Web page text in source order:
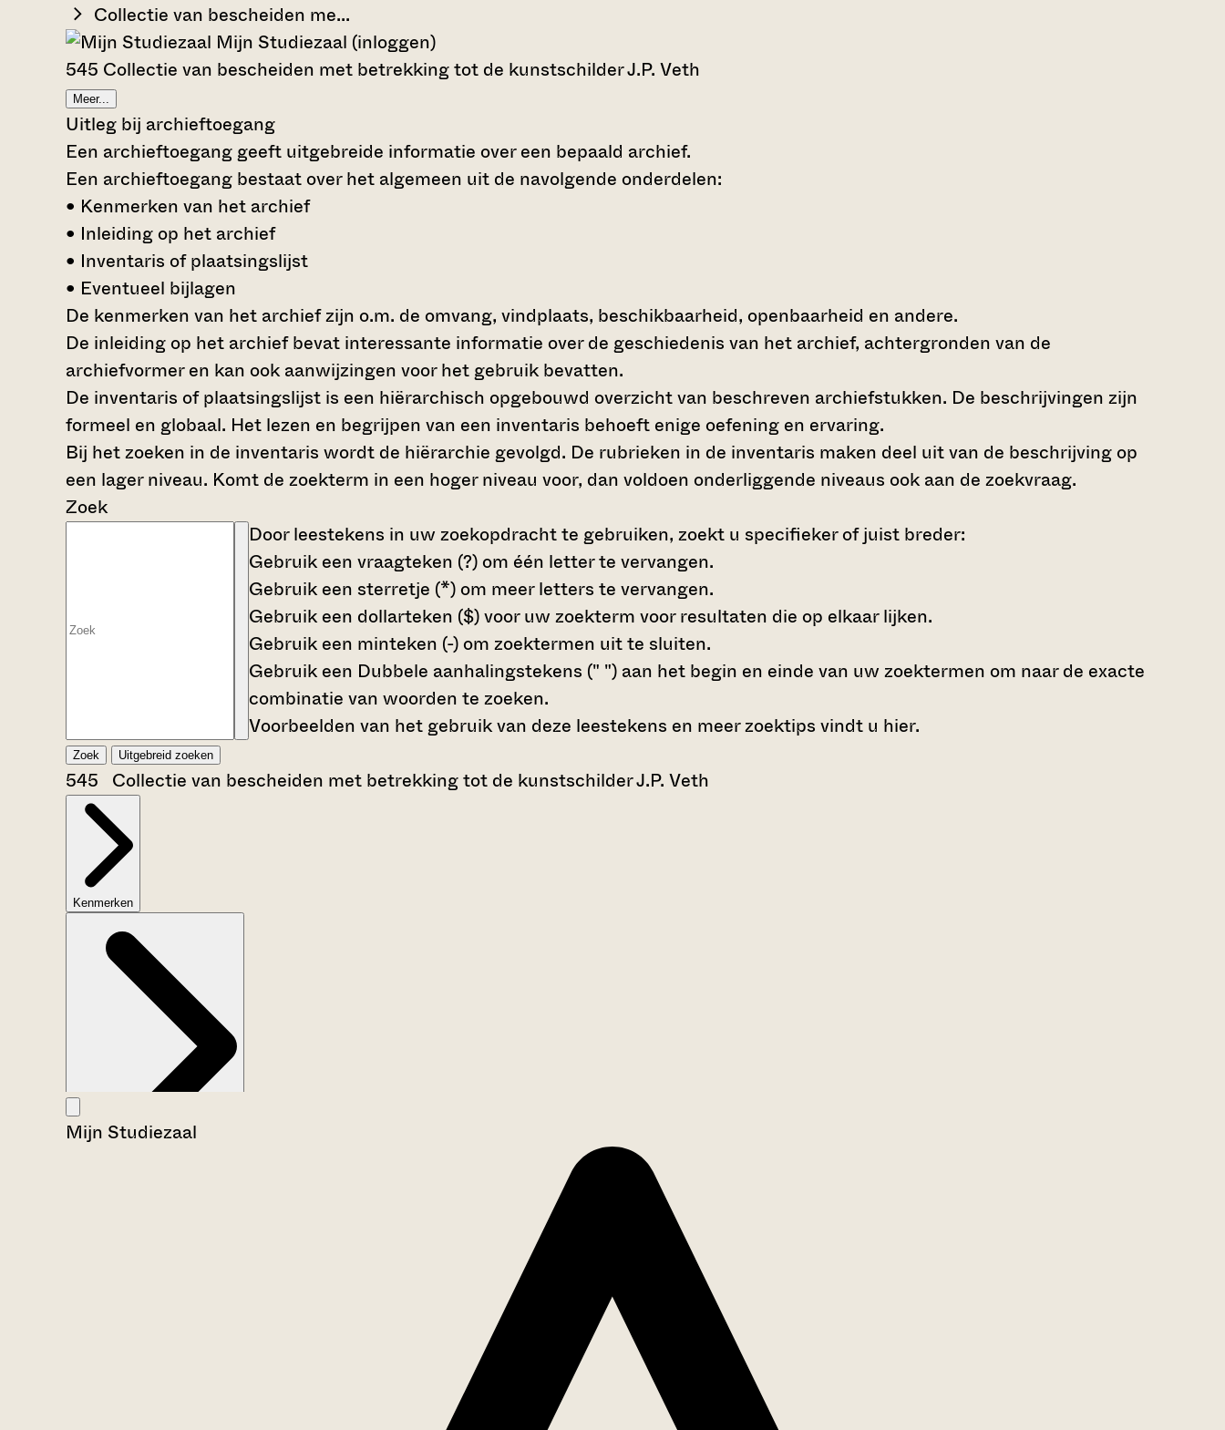
Collectie van bescheiden me...
Mijn Studiezaal (inloggen)
545 Collectie van bescheiden met betrekking tot de kunstschilder J.P. Veth
Meer...
Uitleg bij archieftoegang
Een archieftoegang geeft uitgebreide informatie over een bepaald archief.
Een archieftoegang bestaat over het algemeen uit de navolgende onderdelen:
• Kenmerken van het archief
• Inleiding op het archief
• Inventaris of plaatsingslijst
• Eventueel bijlagen
De kenmerken van het archief zijn o.m. de omvang, vindplaats, beschikbaarheid, openbaarheid en andere.
De inleiding op het archief bevat interessante informatie over de geschiedenis van het archief, achtergronden van de
archiefvormer en kan ook aanwijzingen voor het gebruik bevatten.
De inventaris of plaatsingslijst is een hiërarchisch opgebouwd overzicht van beschreven archiefstukken. De beschrijvingen zijn
formeel en globaal. Het lezen en begrijpen van een inventaris behoeft enige oefening en ervaring.
Bij het zoeken in de inventaris wordt de hiërarchie gevolgd. De rubrieken in de inventaris maken deel uit van de beschrijving op
een lager niveau. Komt de zoekterm in een hoger niveau voor, dan voldoen onderliggende niveaus ook aan de zoekvraag.
Zoek
Door leestekens in uw zoekopdracht te gebruiken, zoekt u specifieker of juist breder:
Gebruik een vraagteken (?) om één letter te vervangen.
Gebruik een sterretje (*) om meer letters te vervangen.
Gebruik een dollarteken ($)voor uw zoekterm voor resultaten die op elkaar lijken.
Gebruik een minteken (-) om zoektermen uit te sluiten.
Gebruik een Dubbele aanhalingstekens (" ") aan het begin en einde van uw zoektermen om naar de exacte
combinatie van woorden te zoeken.
Voorbeelden van het gebruik van deze leestekens en meer zoektips vindt u hier.
Zoek Uitgebreid zoeken
545 Collectie van bescheiden met betrekking tot de kunstschilder J.P. Veth
Kenmerken
Mijn Studiezaal